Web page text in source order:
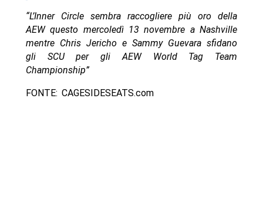
“L’Inner Circle sembra raccogliere più oro della
AEW questo mercoledì 13 novembre a Nashville
mentre Chris Jericho e Sammy Guevara sfidano
gli SCU per gli AEW World Tag Team
Championship”
FONTE: CAGESIDESEATS.com